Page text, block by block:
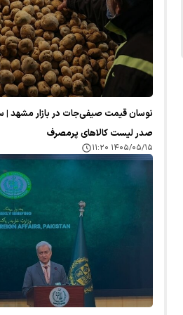
نوسان قیمت صیفی‌جات در بازار مشهد |
صدر لیست کالا‌های پرمصرف
۱۴۰۵/۰۵/۱۵ ۱۱:۲۰